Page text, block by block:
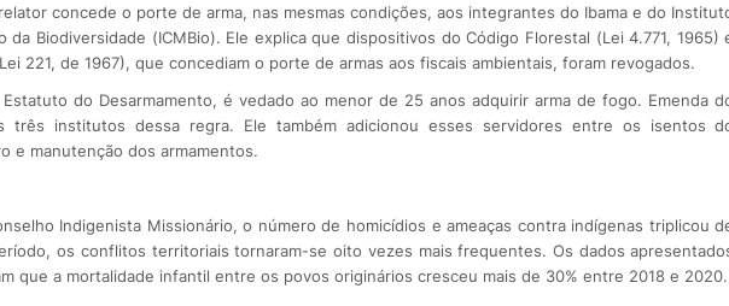
concede o porte de arma, nas mesmas condições, aos integrantes do Ibama e do
da Biodiversidade (ICMBio). Ele explica que dispositivos do Código Florestal (Lei 4.771, 1965)
221, de 1967), que concediam o porte de armas aos fiscais ambientais, foram revogados.
do Desarmamento, é vedado ao menor de 25 anos adquirir arma de fogo. Emenda
três institutos dessa regra. Ele também adicionou esses servidores entre os isentos
e manutenção dos armamentos.
Indigenista Missionário, o número de homicídios e ameaças contra indígenas triplicou
os conflitos territoriais tornaram-se oito vezes mais frequentes. Os dados
que a mortalidade infantil entre os povos originários cresceu mais de 30% entre 2018 e 2020.